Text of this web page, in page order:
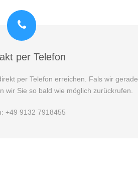
per Telefon
per Telefon erreichen. Fals wir gerade
wir Sie so bald wie möglich zurückrufen.
+49 9132 7918455